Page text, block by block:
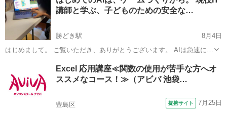
や、ホームページ作成やインター...
講師と学ぶ、子どものための安全な…
勝どき駅
8月4日
はじめまして。 ご覧いただき、ありがとうございます。 AIは急速に進
化し、今では私たちの生活や仕事に深く関わる存在になっています。
これから子どもたちが大人になる頃には、AIを使った経験があるかど
うかによって、...
勝どき駅 パソコン 子ども
Excel 応用講座≪関数の使用が苦手な方へオ
ススメなコース！≫（アビバ 池袋…
豊島区 提携サイト 7月25日